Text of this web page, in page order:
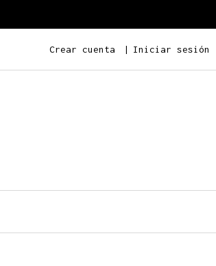
Crear cuenta Iniciar sesión